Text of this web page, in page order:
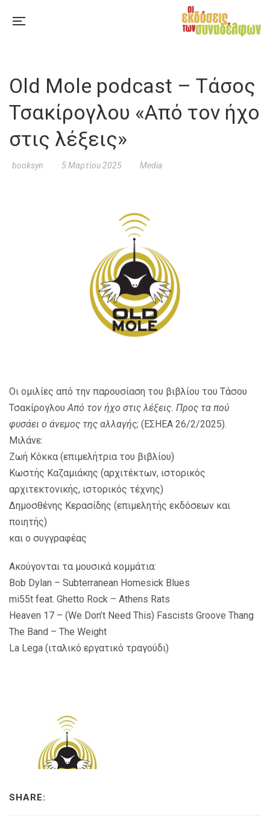
Old Mole podcast – Τάσος
Τσακίρογλου «Από τον ήχο
στις λέξεις»
booksyn 5 Μαρτίου 2025 Media
Οι ομιλίες από την παρουσίαση του βιβλίου του Τάσου
Τσακίρογλου Από τον ήχο στις λέξεις. Προς τα πού
φυσάει ο άνεμος της αλλαγής; (ΕΣΗΕΑ 26/2/2025).
Μιλάνε:
Ζωή Κόκκα (επιμελήτρια του βιβλίου)
Κωστής Καζαμιάκης (αρχιτέκτων, ιστορικός
αρχιτεκτονικής, ιστορικός τέχνης)
Δημοσθένης Κερασίδης (επιμελητής εκδόσεων και
ποιητής)
και ο συγγραφέας
Ακούγονται τα μουσικά κομμάτια:
Bob Dylan – Subterranean Homesick Blues
mi55t feat. Ghetto Rock – Athens Rats
Heaven 17 – (We Don’t Need This) Fascists Groove Thang
The Band – The Weight
La Lega (ιταλικό εργατικό τραγούδι)
SHARE: